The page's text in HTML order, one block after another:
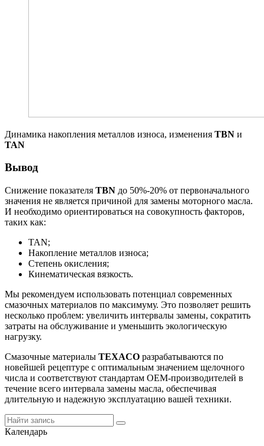
Динамика накопления металлов износа, изменения TBN и
TAN
Вывод
Снижение показателя TBN до 50%-20% от первоначального
значения не является причиной для замены моторного масла.
И необходимо ориентироваться на совокупность факторов,
таких как:
TAN;
Накопление металлов износа;
Степень окисления;
Кинематическая вязкость.
Мы рекомендуем использовать потенциал современных
смазочных материалов по максимуму. Это позволяет решить
несколько проблем: увеличить интервалы замены, сократить
затраты на обслуживание и уменьшить экологическую
нагрузку.
Смазочные материалы TEXACO разрабатываются по
новейшей рецептуре с оптимальным значением щелочного
числа и соответствуют стандартам ОЕМ-производителей в
течение всего интервала замены масла, обеспечивая
длительную и надежную эксплуатацию вашей техники.
Календарь